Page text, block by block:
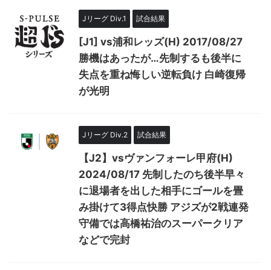
Jリーグ Div.1 試合結果
[J1] vs浦和レッズ(H) 2017/08/27
勝機はあったが…先制するも後半に
失点を重ね悔しい逆転負け 白崎復帰
が光明
Jリーグ Div.2 試合結果
【J2】vsヴァンフォーレ甲府(H)
2024/08/17 先制したのち後半早々
に退場者を出した相手にゴールを畳
み掛けて3得点快勝 アジズが2戦連発
守備では高橋祐治のスーパークリア
などで完封